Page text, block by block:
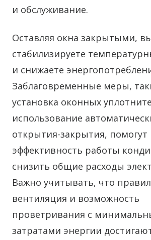
и обслуживание.
Оставляя окна закрытыми,
стабилизируете
и снижаете
Заблаговременные меры,
установка оконных
использование
открытия-закрытия,
эффективность работы
снизить общие расходы
Важно учитывать, что
вентиляция и возможность
проветривания с
затратами энергии